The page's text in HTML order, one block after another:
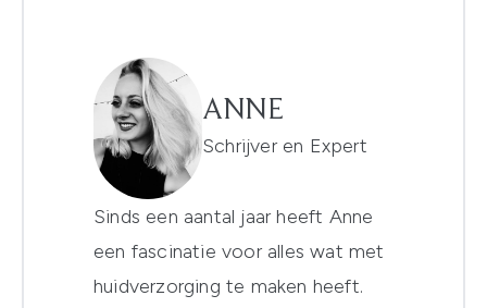
ANNE
Schrijver en Expert
Sinds een aantal jaar heeft Anne
een fascinatie voor alles wat met
huidverzorging te maken heeft.